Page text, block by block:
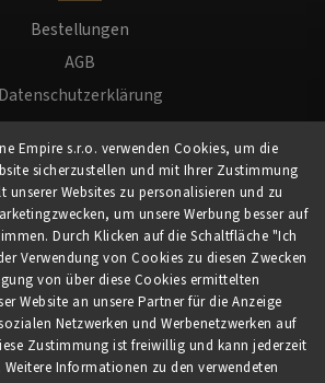
Empire s.r.o. verwenden Cookies, um die
sicherzustellen und mit Ihrer Zustimmung
unserer Websites zu personalisieren und zu
um unsere Werbung besser auf
Durch Klicken auf die Schaltfläche "Ich
Verwendung von Cookies zu diesen Zwecken
von über diese Cookies ermittelten
Website an unsere Partner für die Anzeige
Netzwerken und Werbenetzwerken auf
Zustimmung ist freiwillig und kann jederzeit
Informationen zu den verwendeten
Bestellungen
AGB
Datenschutzerklärung
Versand und Zahlung
Warenrücksendung
Impressum
Für Kunden
Mein Konto
Registrierung
Anmeldung